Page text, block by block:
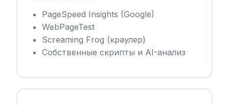
PageSpeed Insights (Google)
WebPageTest
Screaming Frog (краулер)
Собственные скрипты и AI-анализ